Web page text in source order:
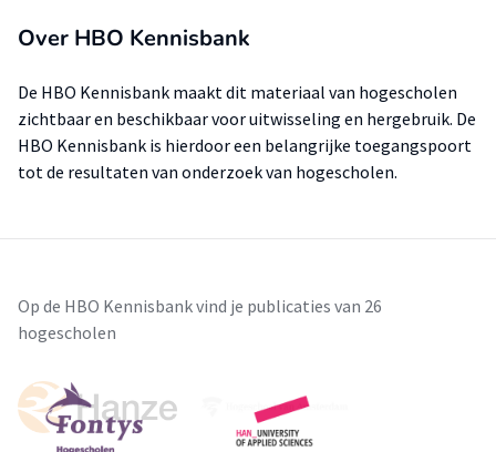
Over HBO Kennisbank
De HBO Kennisbank maakt dit materiaal van hogescholen
zichtbaar en beschikbaar voor uitwisseling en hergebruik. De
HBO Kennisbank is hierdoor een belangrijke toegangspoort
tot de resultaten van onderzoek van hogescholen.
Op de HBO Kennisbank vind je publicaties van 26
hogescholen